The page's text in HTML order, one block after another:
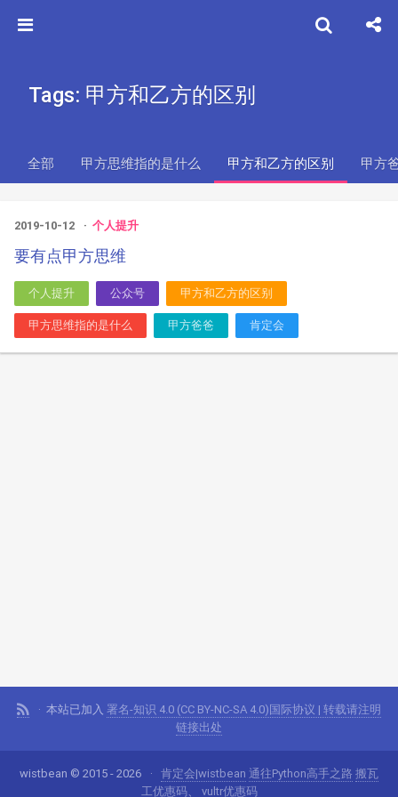
Tags: 甲方和乙方的区别
全部 甲方思维指的是什么 甲方和乙方的区别 甲方
2019-10-12 个人提升
要有点甲方思维
个人提升 公众号 甲方和乙方的区别
甲方思维指的是什么 甲方爸爸 肯定会
本站已加入 署名-知识 4.0 (CC BY-NC-SA 4.0)国际协议 | 转载请注明
链接出处
wistbean © 2015 - 2026 肯定会|wistbean 通往Python高手之路 搬瓦
工优惠码、 vultr优惠码